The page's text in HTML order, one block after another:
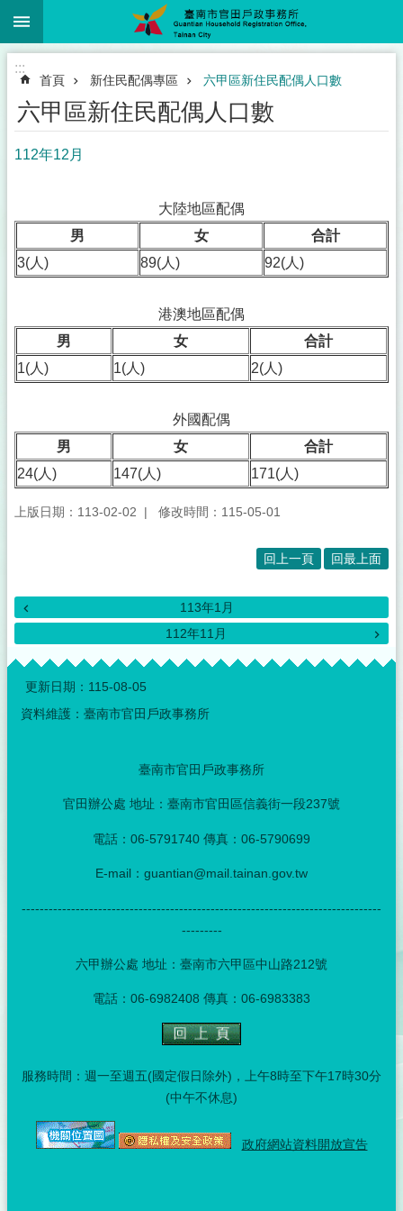
跳到主要內容區塊
:::
首頁 新住民配偶專區 六甲區新住民配偶人口數
六甲區新住民配偶人口數
112年12月
大陸地區配偶
男
女
合計
3(人)
89(人) 92(人)
港澳地區配偶
男
女
合計
1(人)
1(人) 2(人)
外國配偶
男
女
合計
24(人)
147(人) 171(人)
上版日期：113-02-02 修改時間：115-05-01
回上一頁 回最上面
113年1月
112年11月
:::
更新日期： 115-08-05
資料維護：臺南市官田戶政事務所
臺南市官田戶政事務所
官田辦公處 地址：臺南市官田區信義街一段237號
電話：06-5791740 傳真：06-5790699
E-mail：guantian@mail.tainan.gov.tw
--------------------------------------------------------------------------------
---------
六甲辦公處 地址：臺南市六甲區中山路212號
電話：06-6982408 傳真：06-6983383
服務時間：週一至週五(國定假日除外)，上午8時至下午17時30分
(中午不休息)
政府網站資料開放宣告